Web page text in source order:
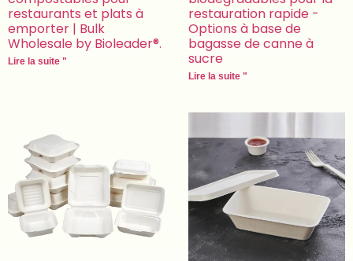
restaurants et plats à
emporter | Bulk
Wholesale by Bioleader®.
Lire la suite "
restauration rapide -
Options à base de
bagasse de canne à
sucre
Lire la suite "